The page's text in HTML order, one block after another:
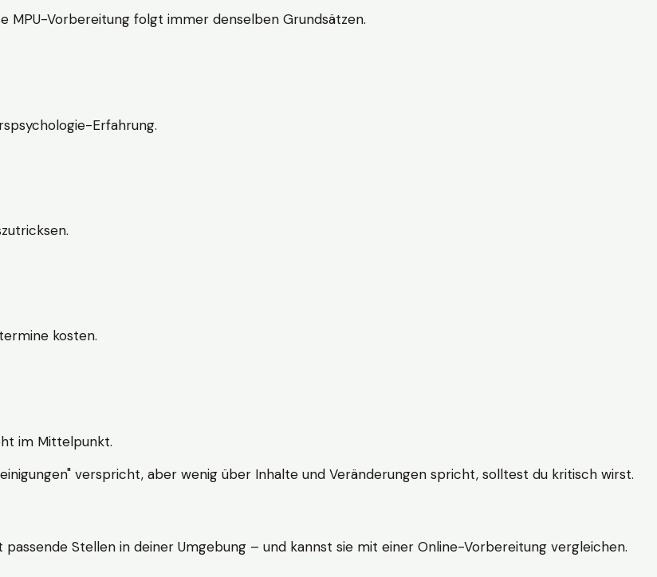
MPU-Vorbereitung folgt immer denselben Grundsätzen.
Erfahrung.
kosten.
im Mittelpunkt.
verspricht, aber wenig über Inhalte und Veränderungen spricht, solltest du kritisch wirst.
Stellen in deiner Umgebung – und kannst sie mit einer Online-Vorbereitung vergleichen.